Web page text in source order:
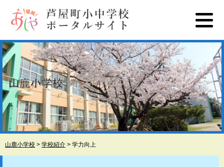
先
頭
で
す
。
を
飛
ば
し
て
本
文
へ
山鹿小学校 > 学校紹介 > 学力向上